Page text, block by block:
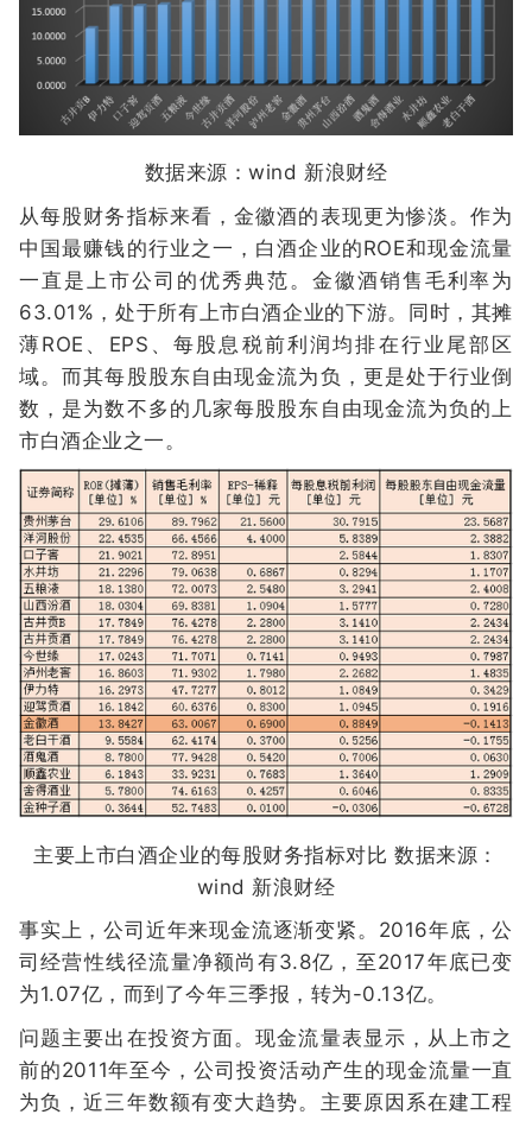
数据来源：wind 新浪财经
从每股财务指标来看，金徽酒的表现更为惨淡。作为
中国最赚钱的行业之一，白酒企业的ROE和现金流量
一直是上市公司的优秀典范。金徽酒销售毛利率为
63.01%，处于所有上市白酒企业的下游。同时，其摊
薄ROE、EPS、每股息税前利润均排在行业尾部区
域。而其每股股东自由现金流为负，更是处于行业倒
数，是为数不多的几家每股股东自由现金流为负的上
市白酒企业之一。
主要上市白酒企业的每股财务指标对比 数据来源：
wind 新浪财经
事实上，公司近年来现金流逐渐变紧。2016年底，公
司经营性线径流量净额尚有3.8亿，至2017年底已变
为1.07亿，而到了今年三季报，转为-0.13亿。
问题主要出在投资方面。现金流量表显示，从上市之
前的2011年至今，公司投资活动产生的现金流量一直
为负，近三年数额有变大趋势。主要原因系在建工程